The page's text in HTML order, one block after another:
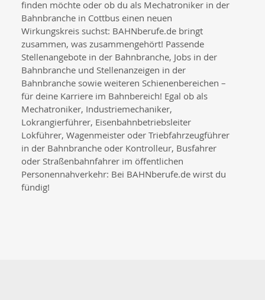
finden möchte oder ob du als Mechatroniker in der
Bahnbranche in Cottbus einen neuen
Wirkungskreis suchst: BAHNberufe.de bringt
zusammen, was zusammengehört! Passende
Stellenangebote in der Bahnbranche, Jobs in der
Bahnbranche und Stellenanzeigen in der
Bahnbranche sowie weiteren Schienenbereichen –
für deine Karriere im Bahnbereich! Egal ob als
Mechatroniker, Industriemechaniker,
Lokrangierführer, Eisenbahnbetriebsleiter
Lokführer, Wagenmeister oder Triebfahrzeugführer
in der Bahnbranche oder Kontrolleur, Busfahrer
oder Straßenbahnfahrer im öffentlichen
Personennahverkehr: Bei BAHNberufe.de wirst du
fündig!